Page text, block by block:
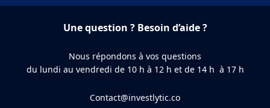
Une question ? Besoin d’aide ?
Nous répondons à vos questions
du lundi au vendredi de 10 h à 12 h et de 14 h à 17 h
Contact@investlytic.co